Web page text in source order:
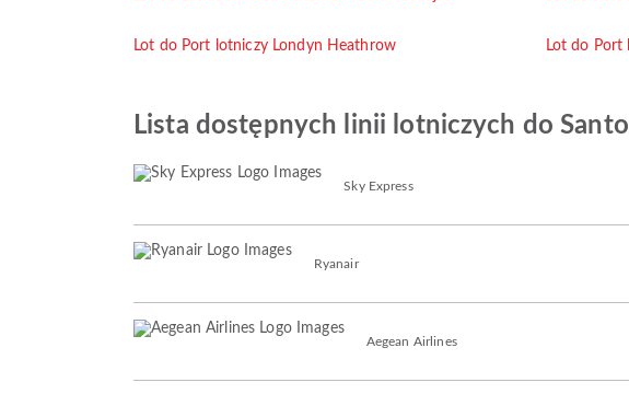
Lot do Port lotniczy Londyn Heathrow Lot do Port
Lista dostępnych linii lotniczych do
Sky Express
Ryanair
Aegean Airlines